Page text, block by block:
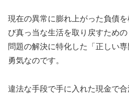
現在の異常に膨れ上がった負債
び真っ当な生活を取り戻すため
問題の解決に特化した「正しい
勇気なのです。
違法な手段で手に入れた現金で